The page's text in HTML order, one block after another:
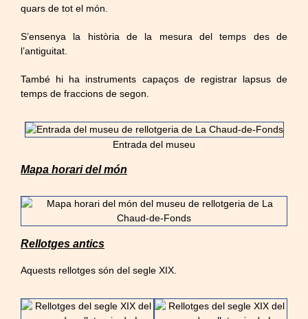
quars de tot el món.
S’ensenya la història de la mesura del temps des de
l’antiguitat.
També hi ha instruments capaços de registrar lapsus de
temps de fraccions de segon.
Entrada del museu
Mapa horari del món
Rellotges antics
Aquests rellotges són del segle XIX.